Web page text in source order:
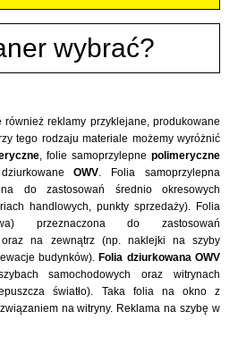
wybrać?
również reklamy przyklejane, produkowane
tego rodzaju materiale możemy wyróżnić
, folie samoprzylepne polimeryczne
OWV. Folia samoprzylepna
do zastosowań średnio okresowych
handlowych, punkty sprzedaży). Folia
przeznaczona do zastosowań
oraz na zewnątrz (np. naklejki na szyby
budynków). Folia dziurkowana OWV
samochodowych oraz witrynach
światło). Taka folia na okno z
na witryny. Reklama na szybę w